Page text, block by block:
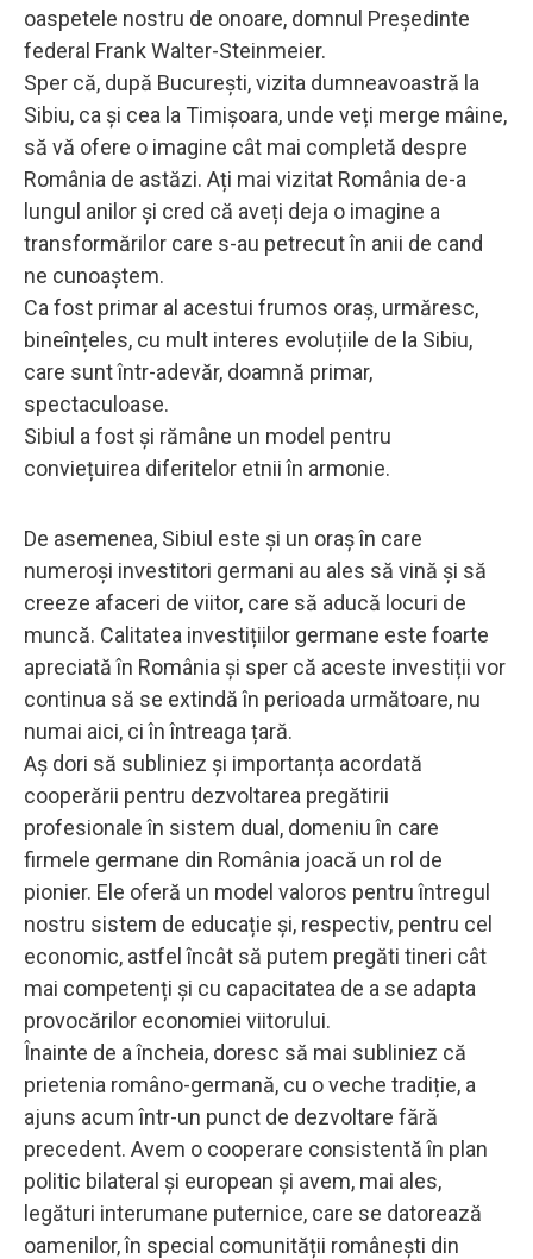
oaspetele nostru de onoare, domnul Președinte
federal Frank Walter-Steinmeier.
Sper că, după București, vizita dumneavoastră la
Sibiu, ca și cea la Timișoara, unde veți merge mâine,
să vă ofere o imagine cât mai completă despre
România de astăzi. Ați mai vizitat România de-a
lungul anilor și cred că aveți deja o imagine a
transformărilor care s-au petrecut în anii de cand
ne cunoaștem.
Ca fost primar al acestui frumos oraș, urmăresc,
bineînțeles, cu mult interes evoluțiile de la Sibiu,
care sunt într-adevăr, doamnă primar,
spectaculoase.
Sibiul a fost și rămâne un model pentru
conviețuirea diferitelor etnii în armonie.
De asemenea, Sibiul este și un oraș în care
numeroși investitori germani au ales să vină și să
creeze afaceri de viitor, care să aducă locuri de
muncă. Calitatea investițiilor germane este foarte
apreciată în România și sper că aceste investiții vor
continua să se extindă în perioada următoare, nu
numai aici, ci în întreaga țară.
Aș dori să subliniez și importanța acordată
cooperării pentru dezvoltarea pregătirii
profesionale în sistem dual, domeniu în care
firmele germane din România joacă un rol de
pionier. Ele oferă un model valoros pentru întregul
nostru sistem de educație și, respectiv, pentru cel
economic, astfel încât să putem pregăti tineri cât
mai competenți și cu capacitatea de a se adapta
provocărilor economiei viitorului.
Înainte de a încheia, doresc să mai subliniez că
prietenia româno-germană, cu o veche tradiție, a
ajuns acum într-un punct de dezvoltare fără
precedent. Avem o cooperare consistentă în plan
politic bilateral și european și avem, mai ales,
legături interumane puternice, care se datorează
oamenilor, în special comunității românești din